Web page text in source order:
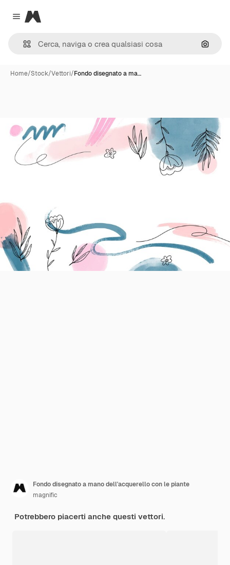
Close menu
Magnific
Cerca
Home/Stock/Vettori/Fondo disegnato a ma…
Fondo disegnato a mano dell'acquerello con le piante
magnific
Potrebbero piacerti anche questi vettori.